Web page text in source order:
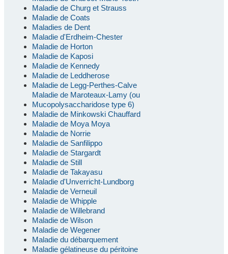
Maladie de Churg et Strauss
Maladie de Coats
Maladies de Dent
Maladie d'Erdheim-Chester
Maladie de Horton
Maladie de Kaposi
Maladie de Kennedy
Maladie de Leddherose
Maladie de Legg-Perthes-Calve
Maladie de Maroteaux-Lamy (ou
Mucopolysaccharidose type 6)
Maladie de Minkowski Chauffard
Maladie de Moya Moya
Maladie de Norrie
Maladie de Sanfilippo
Maladie de Stargardt
Maladie de Still
Maladie de Takayasu
Maladie d'Unverricht-Lundborg
Maladie de Verneuil
Maladie de Whipple
Maladie de Willebrand
Maladie de Wilson
Maladie de Wegener
Maladie du débarquement
Maladie gélatineuse du péritoine